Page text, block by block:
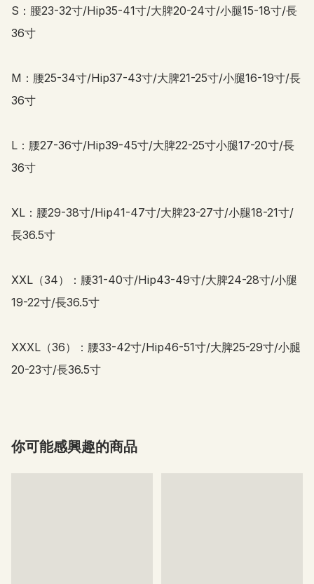
S：腰23-32寸/Hip35-41寸/大脾20-24寸/小腿15-18寸/長
36寸
M：腰25-34寸/Hip37-43寸/大脾21-25寸/小腿16-19寸/長
36寸
L：腰27-36寸/Hip39-45寸/大脾22-25寸小腿17-20寸/長
36寸
XL：腰29-38寸/Hip41-47寸/大脾23-27寸/小腿18-21寸/
長36.5寸
XXL（34）：腰31-40寸/Hip43-49寸/大脾24-28寸/小腿
19-22寸/長36.5寸
XXXL（36）：腰33-42寸/Hip46-51寸/大脾25-29寸/小腿
20-23寸/長36.5寸
你可能感興趣的商品